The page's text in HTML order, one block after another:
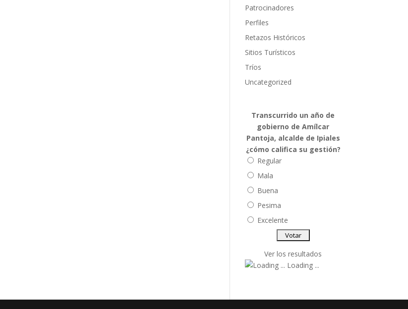
Patrocinadores
Perfiles
Retazos Históricos
Sitios Turísticos
Tríos
Uncategorized
Transcurrido un año de
gobierno de Amílcar
Pantoja, alcalde de Ipiales
¿cómo califica su gestión?
Regular
Mala
Buena
Pesima
Excelente
Ver los resultados
Loading ...